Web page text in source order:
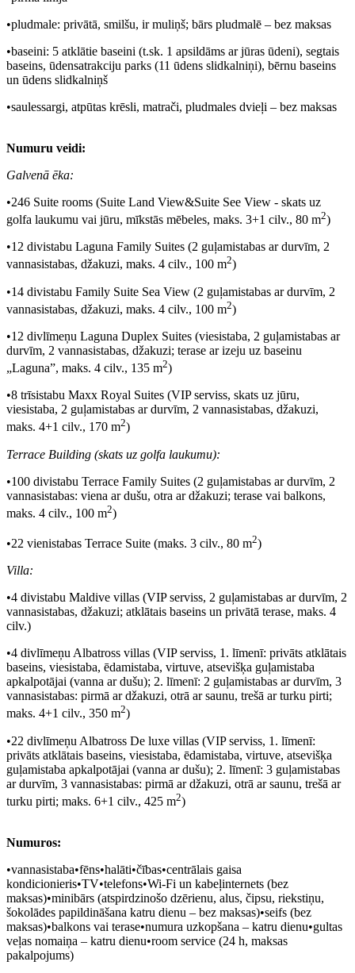
•pludmale: privātā, smilšu, ir muliņš; bārs pludmalē – bez maksas
•baseini: 5 atklātie baseini (t.sk. 1 apsildāms ar jūras ūdeni), segtais
baseins, ūdensatrakciju parks (11 ūdens slidkalniņi), bērnu baseins
un ūdens slidkalniņš
•saulessargi, atpūtas krēsli, matrači, pludmales dvieļi – bez maksas
Numuru veidi:
Galvenā ēka:
•246 Suite rooms (Suite Land View&Suite See View - skats uz
golfa laukumu vai jūru, mīkstās mēbeles, maks. 3+1 cilv., 80 m2)
•12 divistabu Laguna Family Suites (2 guļamistabas ar durvīm, 2
vannasistabas, džakuzi, maks. 4 cilv., 100 m2)
•14 divistabu Family Suite Sea View (2 guļamistabas ar durvīm, 2
vannasistabas, džakuzi, maks. 4 cilv., 100 m2)
•12 divlīmeņu Laguna Duplex Suites (viesistaba, 2 guļamistabas ar
durvīm, 2 vannasistabas, džakuzi; terase ar izeju uz baseinu
„Laguna”, maks. 4 cilv., 135 m2)
•8 trīsistabu Maxx Royal Suites (VIP serviss, skats uz jūru,
viesistaba, 2 guļamistabas ar durvīm, 2 vannasistabas, džakuzi,
maks. 4+1 cilv., 170 m2)
Terrace Building (skats uz golfa laukumu):
•100 divistabu Terrace Family Suites (2 guļamistabas ar durvīm, 2
vannasistabas: viena ar dušu, otra ar džakuzi; terase vai balkons,
maks. 4 cilv., 100 m2)
•22 vienistabas Terrace Suite (maks. 3 cilv., 80 m2)
Villa:
•4 divistabu Maldive villas (VIP serviss, 2 guļamistabas ar durvīm, 2
vannasistabas, džakuzi; atklātais baseins un privātā terase, maks. 4
cilv.)
•4 divlīmeņu Albatross villas (VIP serviss, 1. līmenī: privāts atklātais
baseins, viesistaba, ēdamistaba, virtuve, atsevišķa guļamistaba
apkalpotājai (vanna ar dušu); 2. līmenī: 2 guļamistabas ar durvīm, 3
vannasistabas: pirmā ar džakuzi, otrā ar saunu, trešā ar turku pirti;
maks. 4+1 cilv., 350 m2)
•22 divlīmeņu Albatross De luxe villas (VIP serviss, 1. līmenī:
privāts atklātais baseins, viesistaba, ēdamistaba, virtuve, atsevišķa
guļamistaba apkalpotājai (vanna ar dušu); 2. līmenī: 3 guļamistabas
ar durvīm, 3 vannasistabas: pirmā ar džakuzi, otrā ar saunu, trešā ar
turku pirti; maks. 6+1 cilv., 425 m2)
Numuros:
•vannasistaba•fēns•halāti•čības•centrālais gaisa
kondicionieris•TV•telefons•Wi-Fi un kabeļinternets (bez
maksas)•minibārs (atspirdzinošo dzērienu, alus, čipsu, riekstiņu,
šokolādes papildināšana katru dienu – bez maksas)•seifs (bez
maksas)•balkons vai terase•numura uzkopšana – katru dienu•gultas
veļas nomaiņa – katru dienu•room service (24 h, maksas
pakalpojums)